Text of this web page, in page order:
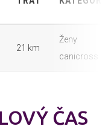
21 km
Ženy
canicross
ČAS